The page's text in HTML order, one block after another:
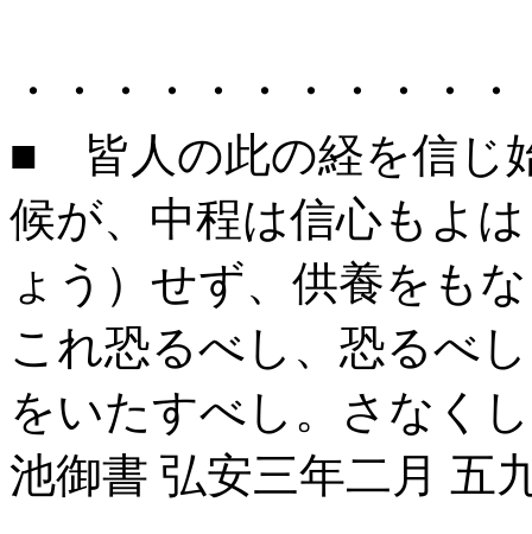
・・・・・・・・・・
■ 皆人の此の経を信じ
候が、中程は信心もよ
ょう）せず、供養をも
これ恐るべし、恐るべ
をいたすべし。さなく
池御書 弘安三年二月 五